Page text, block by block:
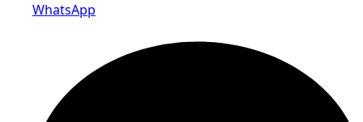
WhatsApp